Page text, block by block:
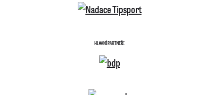
HLAVNÍ PARTNEŘI